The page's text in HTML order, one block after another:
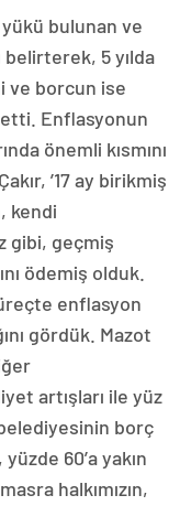
yükü bulunan ve
belirterek, 5 yılda
ve borcun ise
Enflasyonun
önemli kısmını
’17 ay birikmiş
kendi
gibi, geçmiş
ödemiş olduk.
enflasyon
gördük. Mazot
artışları ile yüz
borç
60’a yakın
halkımızın,